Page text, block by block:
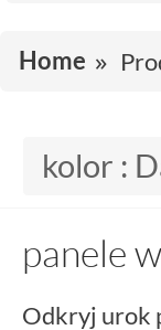
Home
kolor :
panele
Odkryj urok